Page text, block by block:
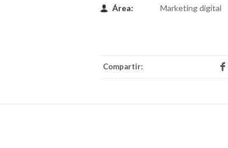
Área:
Marketing digital
Compartir: